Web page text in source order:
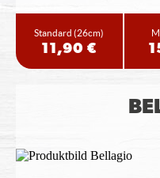
Standard(26cm)
11,90 €